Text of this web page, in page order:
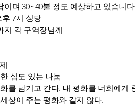
이며 30~40불 정도 예상하고 있습니
후 7시 성당
까지 각 구역장님께
심도 있는 나눔
를 남기고 간다. 내 평화를 너희에게
상이 주는 평화와 같지 않다.